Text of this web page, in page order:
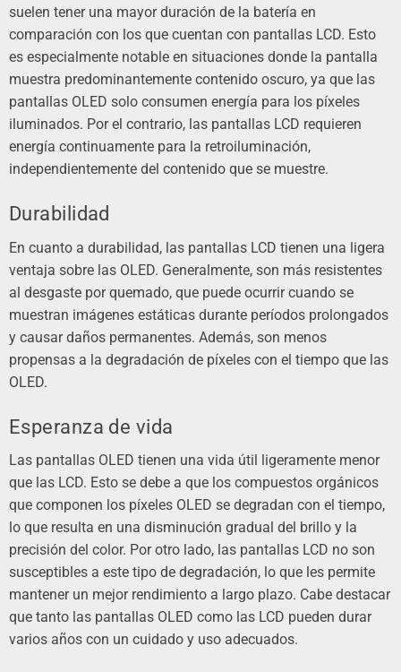
suelen tener una mayor duración de la batería en
comparación con los que cuentan con pantallas LCD. Esto
es especialmente notable en situaciones donde la pantalla
muestra predominantemente contenido oscuro, ya que las
pantallas OLED solo consumen energía para los píxeles
iluminados. Por el contrario, las pantallas LCD requieren
energía continuamente para la retroiluminación,
independientemente del contenido que se muestre.
Durabilidad
En cuanto a durabilidad, las pantallas LCD tienen una ligera
ventaja sobre las OLED. Generalmente, son más resistentes
al desgaste por quemado, que puede ocurrir cuando se
muestran imágenes estáticas durante períodos prolongados
y causar daños permanentes. Además, son menos
propensas a la degradación de píxeles con el tiempo que las
OLED.
Esperanza de vida
Las pantallas OLED tienen una vida útil ligeramente menor
que las LCD. Esto se debe a que los compuestos orgánicos
que componen los píxeles OLED se degradan con el tiempo,
lo que resulta en una disminución gradual del brillo y la
precisión del color. Por otro lado, las pantallas LCD no son
susceptibles a este tipo de degradación, lo que les permite
mantener un mejor rendimiento a largo plazo. Cabe destacar
que tanto las pantallas OLED como las LCD pueden durar
varios años con un cuidado y uso adecuados.